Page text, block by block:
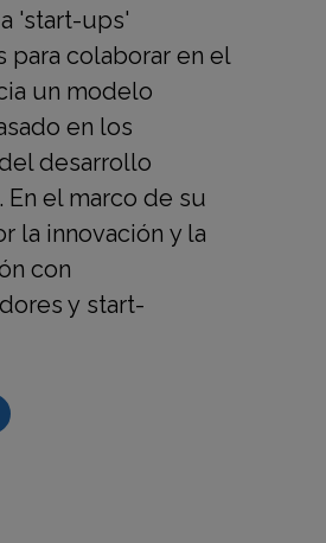
'start-ups'
para colaborar en el
un modelo
en los
desarrollo
En el marco de su
la innovación y la
con
y start-